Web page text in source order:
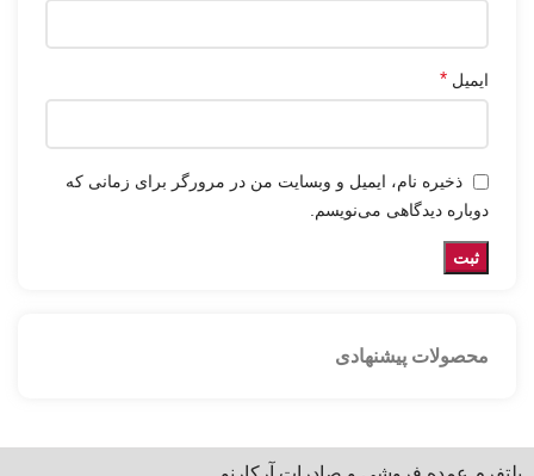
ایمیل *
ذخیره نام، ایمیل و وبسایت من در مرورگر برای زمانی که
دوباره دیدگاهی می‌نویسم.
محصولات پیشنهادی